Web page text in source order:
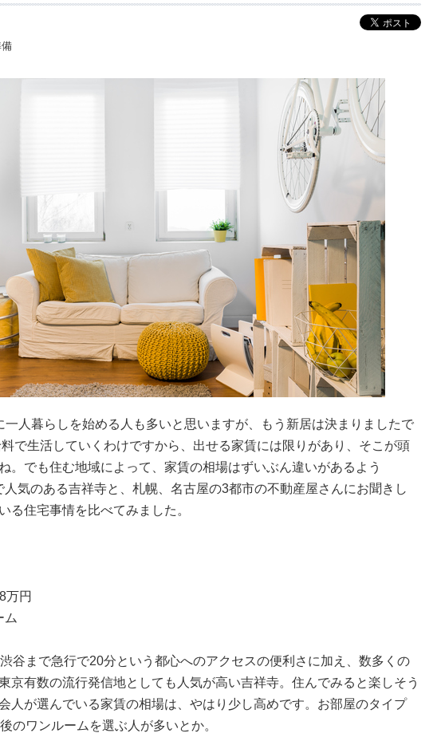
備
一人暮らしを始める人も多いと思いますが、もう新居は決まりましたで
で生活していくわけですから、出せる家賃には限りがあり、そこが頭
。でも住む地域によって、家賃の相場はずいぶん違いがあるよう
人気のある吉祥寺と、札幌、名古屋の3都市の不動産屋さんにお聞きし
る住宅事情を比べてみました。
万円
ム
谷まで急行で20分という都心へのアクセスの便利さに加え、数多くの
京有数の流行発信地としても人気が高い吉祥寺。住んでみると楽しそう
人が選んでいる家賃の相場は、やはり少し高めです。お部屋のタイプ
のワンルームを選ぶ人が多いとか。